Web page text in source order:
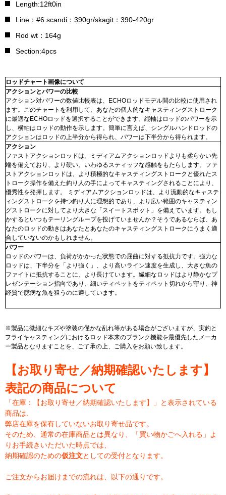
Length:12ft0in
Line：#6 scandi：390gr/skagit：390-420gr
Rod wt：164g
Section:4pcs
ロッドチャート画像について
アクションとパワーの比較
アクション対パワーの数値比較表は、ECHOロッドモデル間の比較に使用され
ます。このチャートを利用して、あなたの個人的なキャスティングストローク
に最適なECHOロッドを選択することができます。縦軸はロッドのパワーを示
し、横軸はロッドの動作を示します。簡単に言えば、シングルハンドロッドの
アクションはロッドの上半分から得られ、パワーは下半分から得られます。
アクション
ファストアクションロッドは、ミディアムアクションロッドよりも柔らかい先
端を備えており、より硬い、いわゆるスティッフな感触をもたらします。ファ
ストアクションロッドは、より積極的なキャスティングストロークと優れたス
トローク操作を備えた釣り人の手によってキャスティングされることにより、
優秀性を発揮します。 ミディアムアクションロッドは、より流動的なキャステ
ィングストロークを持つ釣り人に理想的であり、より広い範囲のキャスティン
グストロークに対してより大きな「スイートスポット」を備えています。もし
かするといつもテーリングループを投げていませんか？そうであるならば、あ
なたのロッドの動きはあなたとあなたのキャスティングストロークにうまく適
合していないのかもしれません。
パワー
ロッドのパワーは、負荷がかかった状態での屈曲に対する抵抗力です。強力な
ロッドは、下半分を「より強く」、より高いライン速度を生成し、大きな魚の
ファイトに抵抗することに、より長けています。繊細なロッドはより静かなプ
レゼンテーション指向であり、細いティペットをティペット切れから守り、神
経質で臆病な魚を狙うのに適しています。
※製品に微細なキズや塗装の僅かな乱れ等がある場合がございますが、実釣と
フライキャスティングにおけるロッド本来のブランク機能を最優先したメーカ
ー製品となりますことを、ご了承の上、ご購入をお願い致します。
【お取り寄せ／納期確認いたします】
表記の商品について
「在庫：【お取り寄せ／納期確認いたします】」と表示されている
商品は、
弊店在庫を保有していないお取り寄せ品です。
そのため、通常の在庫商品とは異なり、「買い物かごへ入れる」よ
りお手続きいただいた時点では、
納期確認のための仮注文としての受付となります。
ご注文からお届けまでの流れは、以下の通りです。